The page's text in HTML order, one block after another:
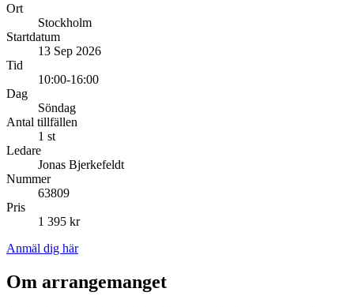
Ort
Stockholm
Startdatum
13 Sep 2026
Tid
10:00-16:00
Dag
Söndag
Antal tillfällen
1 st
Ledare
Jonas Bjerkefeldt
Nummer
63809
Pris
1 395 kr
Anmäl dig här
Om arrangemanget